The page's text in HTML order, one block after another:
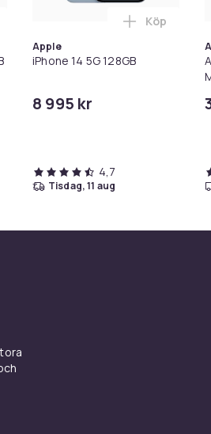
Blå (2022) - Begagnad - Bra skick i
till Begagnad iPhone 14 128GB
Apple
iPhone 14 5G 128GB
8 995 kr
Lägg till
Köp
4,7
tisdag, 11 aug